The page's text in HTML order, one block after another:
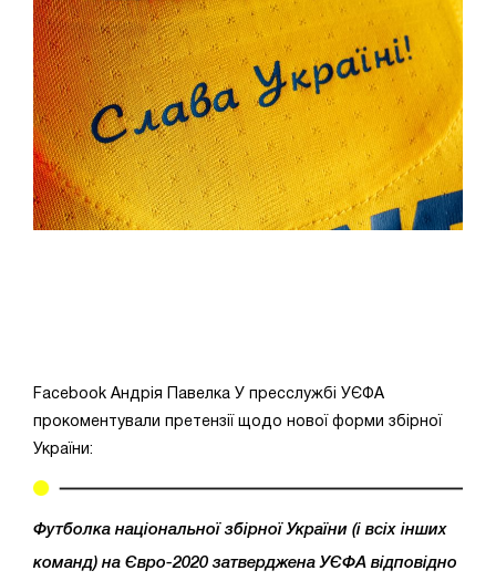
Facebook Андрія Павелка У пресслужбі УЄФА
прокоментували претензії щодо нової форми збірної
України:
Футболка національної збірної України (і всіх інших
команд) на Євро-2020 затверджена УЄФА відповідно